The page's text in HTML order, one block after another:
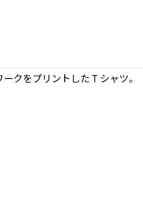
クをプリントした T シャツ。